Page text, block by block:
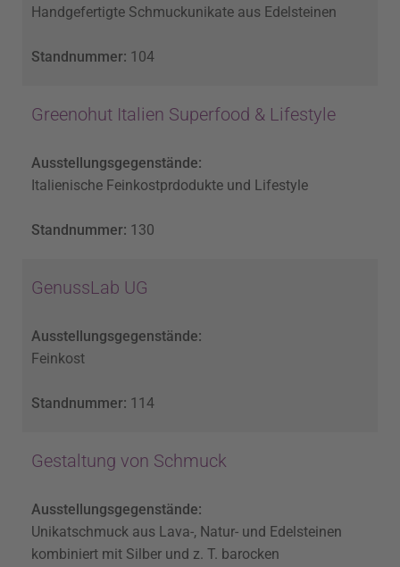
Handgefertigte Schmuckunikate aus Edelsteinen
Standnummer: 104
Greenohut Italien Superfood & Lifestyle
Ausstellungsgegenstände:
Italienische Feinkostprdodukte und Lifestyle
Standnummer: 130
GenussLab UG
Ausstellungsgegenstände:
Feinkost
Standnummer: 114
Gestaltung von Schmuck
Ausstellungsgegenstände:
Unikatschmuck aus Lava-, Natur- und Edelsteinen
kombiniert mit Silber und z. T. barocken